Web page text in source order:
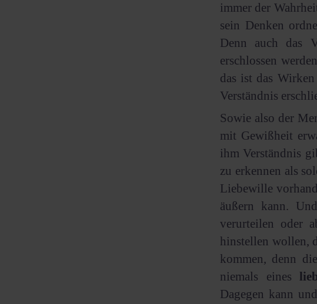
immer der
sein Denken
Denn auch das
erschlossen
das ist das
Verständnis
Sowie also der
mit Gewißheit
ihm Verständnis
zu erkennen als
Liebewille
äußern kann.
verurteilen oder
hinstellen wollen,
kommen, denn
niemals eines
Dagegen kann